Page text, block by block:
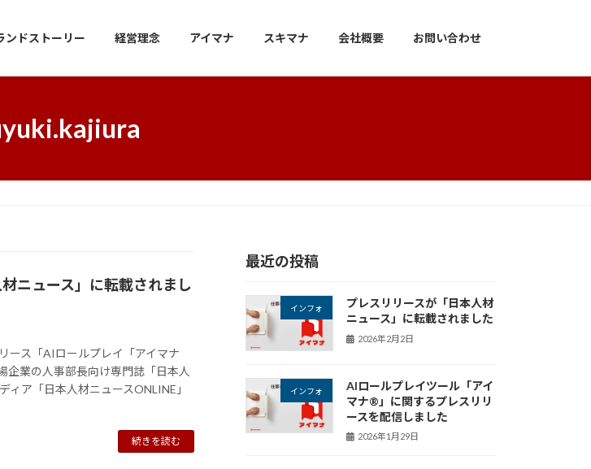
ンドストーリー 経営理念 アイマナ スキマナ 会社概要 お問い合わせ
ニュース」に転載されまし
ース「AIロールプレイ「アイマナ
業の人事部長向け専門誌「日本人
ア「日本人材ニュースONLINE」
続きを読む
最近の投稿
インフォ
プレスリリースが「日本人材
ニュース」に転載されました
2026年2月2日
インフォ
AIロールプレイツール「アイ
マナ®︎」に関するプレスリリ
ースを配信しました
2026年1月29日